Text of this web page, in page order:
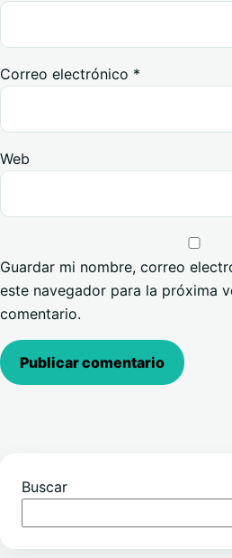
Correo electrónico *
Web
Guardar mi nombre, correo
este navegador para la próxima
comentario.
Buscar